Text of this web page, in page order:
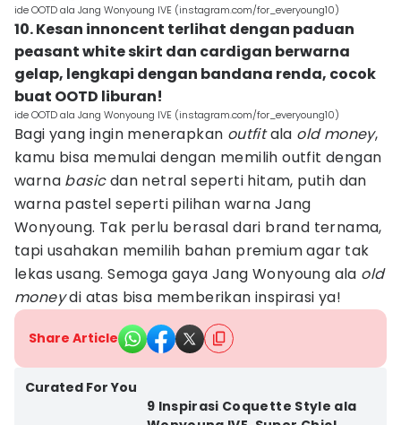
ide OOTD ala Jang Wonyoung IVE (instagram.com/for_everyoung10)
10. Kesan innoncent terlihat dengan paduan
peasant white skirt dan cardigan berwarna
gelap, lengkapi dengan bandana renda, cocok
buat OOTD liburan!
ide OOTD ala Jang Wonyoung IVE (instagram.com/for_everyoung10)
Bagi yang ingin menerapkan outfitala old money,
kamu bisa memulai dengan memilih outfit dengan
warna basicdan netral seperti hitam, putih dan
warna pastel seperti pilihan warna Jang
Wonyoung. Tak perlu berasal dari brand ternama,
tapi usahakan memilih bahan premium agar tak
lekas usang. Semoga gaya Jang Wonyoung ala old
moneydi atas bisa memberikan inspirasi ya!
Share Article
Curated For You
9 Inspirasi Coquette Style ala